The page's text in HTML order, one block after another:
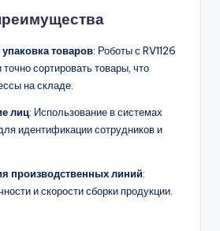
товаров: Роботы с RV1126
сортировать товары, что
на складе.
лиц: Использование в системах
идентификации сотрудников и
производственных линий:
и скорости сборки продукции.